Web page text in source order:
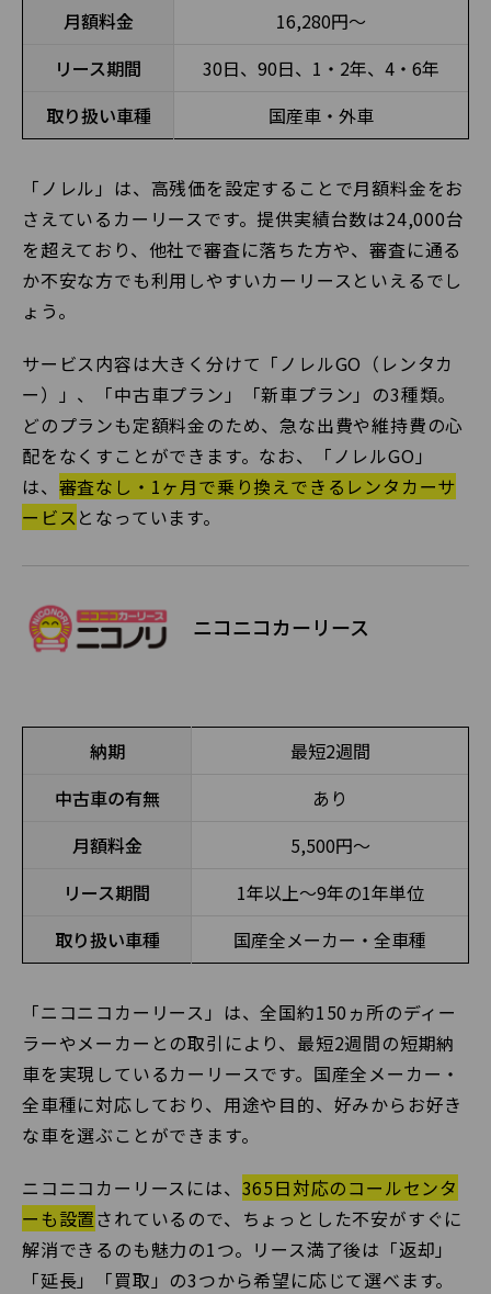
月額料金
16,280円〜
リース期間
30日、90日、1・2年、4・6年
取り扱い車種
国産車・外車
「ノレル」は、高残価を設定することで月額料金をお
さえているカーリースです。提供実績台数は24,000台
を超えており、他社で審査に落ちた方や、審査に通る
か不安な方でも利用しやすいカーリースといえるでし
ょう。
サービス内容は大きく分けて「ノレルGO（レンタカ
ー）」、「中古車プラン」「新車プラン」の3種類。
どのプランも定額料金のため、急な出費や維持費の心
配をなくすことができます。なお、「ノレルGO」
は、 審査なし・1ヶ月で乗り換えできるレンタカーサ
ービス となっています。
ニコニコカーリース
納期
最短2週間
中古車の有無
あり
月額料金
5,500円〜
リース期間
1年以上～9年の1年単位
取り扱い車種
国産全メーカー・全車種
「ニコニコカーリース」は、全国約150ヵ所のディー
ラーやメーカーとの取引により、最短2週間の短期納
車を実現しているカーリースです。国産全メーカー・
全車種に対応しており、用途や目的、好みからお好き
な車を選ぶことができます。
ニコニコカーリースには、 365日対応のコールセンタ
ーも設置されているので、ちょっとした不安がすぐに
解消できるのも魅力の1つ。リース満了後は「返却」
「延長」「買取」の3つから希望に応じて選べます。